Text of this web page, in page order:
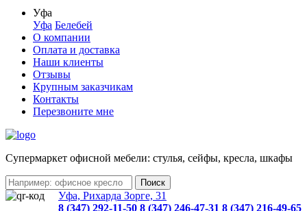
Уфа
Уфа Белебей
О компании
Оплата и доставка
Наши клиенты
Отзывы
Крупным заказчикам
Контакты
Перезвоните мне
Cупермаркет офисной мебели: стулья, сейфы, кресла, шкафы
Уфа, Рихарда Зорге, 31
8 (347) 292-11-50 8 (347) 246-47-31 8 (347) 216-49-65